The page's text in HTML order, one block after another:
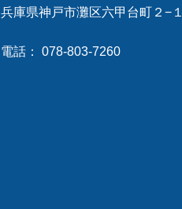
兵庫県神戸市灘区六甲台町２−１
電話： 078-803-7260